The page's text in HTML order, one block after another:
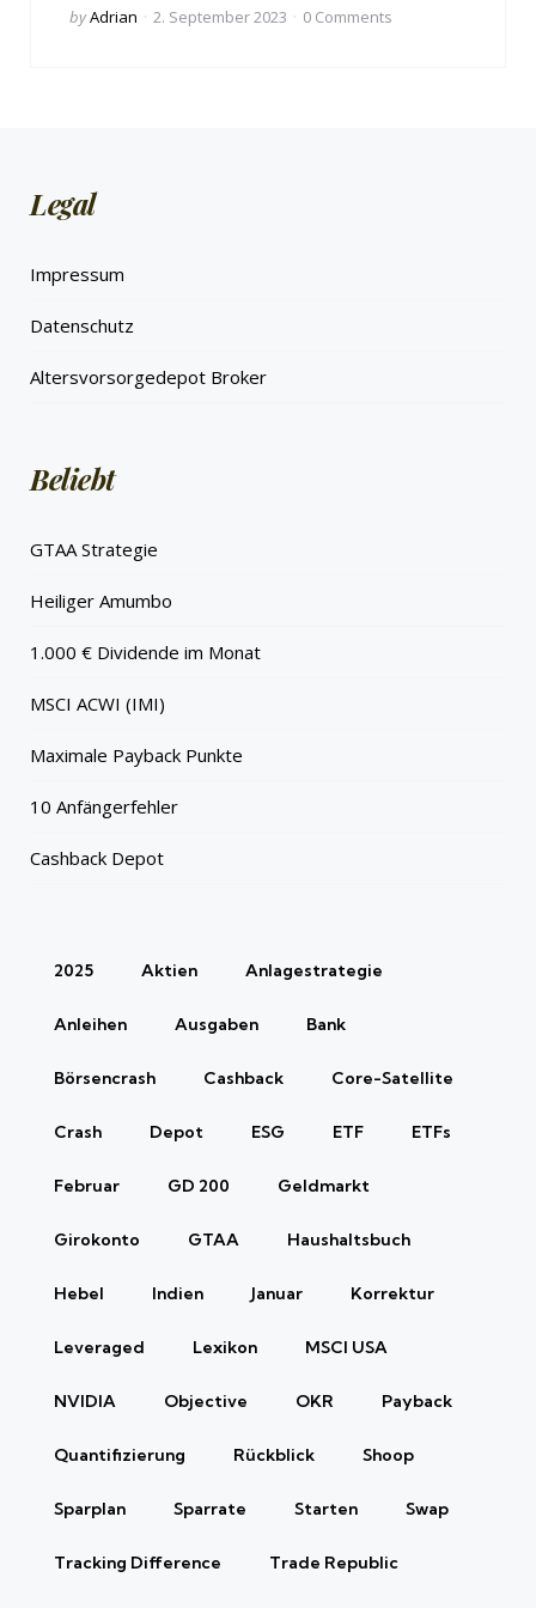
Posted
byAdrian 2. September 2023 0 Comments
Legal
Impressum
Datenschutz
Altersvorsorgedepot Broker
Beliebt
GTAA Strategie
Heiliger Amumbo
1.000 € Dividende im Monat
MSCI ACWI (IMI)
Maximale Payback Punkte
10 Anfängerfehler
Cashback Depot
2025 Aktien Anlagestrategie
Anleihen Ausgaben Bank
Börsencrash Cashback Core-Satellite
Crash Depot ESG ETF ETFs
Februar GD 200 Geldmarkt
Girokonto GTAA Haushaltsbuch
Hebel Indien Januar Korrektur
Leveraged Lexikon MSCI USA
NVIDIA Objective OKR Payback
Quantifizierung Rückblick Shoop
Sparplan Sparrate Starten Swap
Tracking Difference Trade Republic